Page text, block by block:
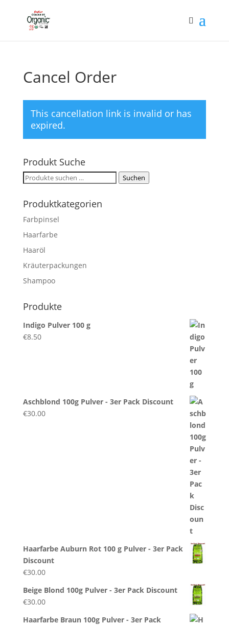
Cancel Order
This cancellation link is invalid or has
expired.
Produkt Suche
Suchen
Suchen
Produktkategorien
Farbpinsel
Haarfarbe
Haaröl
Kräuterpackungen
Shampoo
Produkte
Indigo Pulver 100 g
€8.50
Aschblond 100g Pulver - 3er Pack Discount
€30.00
Haarfarbe Auburn Rot 100 g Pulver - 3er Pack
Discount
€30.00
Beige Blond 100g Pulver - 3er Pack Discount
€30.00
Haarfarbe Braun 100g Pulver - 3er Pack